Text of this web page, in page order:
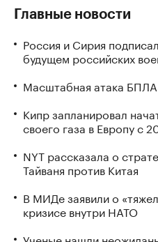
Главные новости
Россия и Сирия
будущем российских
Масштабная атака
Кипр запланировал
своего газа в Европу с
NYT рассказала о
Тайваня против Китая
В МИДе заявили о
кризисе внутри НАТО